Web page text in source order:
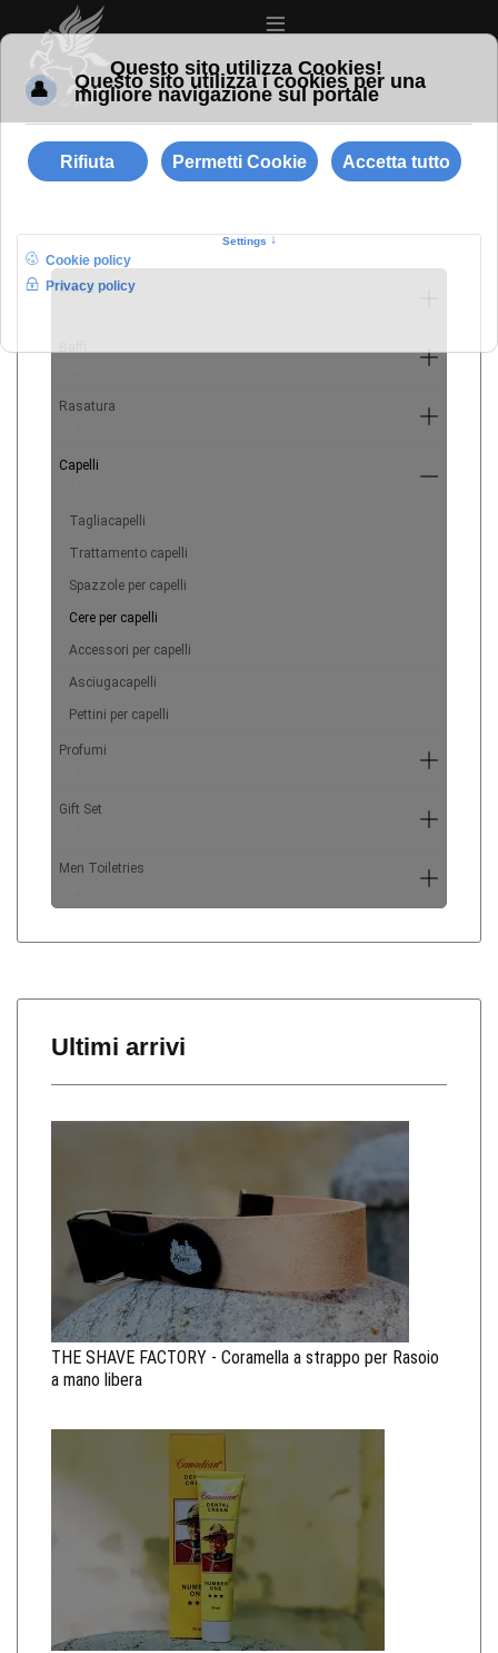
≡
Barba
Rasatura
Capelli
Tagliacapelli
Trattamento capelli
Spazzole per capelli
Cere per capelli
Accessori per capelli
Asciugacapelli
Pettini per capelli
Profumi
Gift Set
Men Toiletries
Ultimi arrivi
THE SHAVE FACTORY - Coramella a strappo per Rasoio
a mano libera